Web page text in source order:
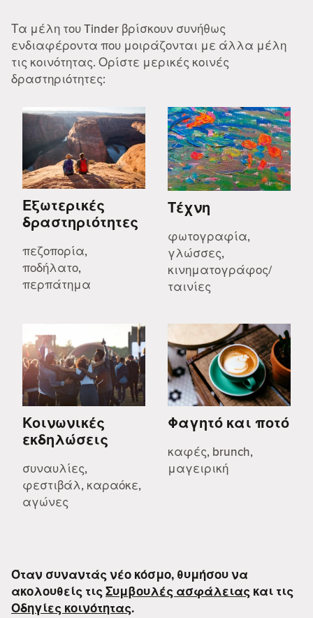
Τα μέλη του Tinder βρίσκουν συνήθως
ενδιαφέροντα που μοιράζονται με άλλα μέλη
τις κοινότητας. Ορίστε μερικές κοινές
δραστηριότητες:
Εξωτερικές
δραστηριότητες
πεζοπορία,
ποδήλατο,
περπάτημα
Τέχνη
φωτογραφία,
γλώσσες,
κινηματογράφος/
ταινίες
Κοινωνικές
εκδηλώσεις
συναυλίες,
φεστιβάλ, καραόκε,
αγώνες
Φαγητό και ποτό
καφές, brunch,
μαγειρική
Όταν συναντάς νέο κόσμο, θυμήσου να
ακολουθείς τιςΣυμβουλές ασφάλειας και τις
Οδηγίες κοινότητας.